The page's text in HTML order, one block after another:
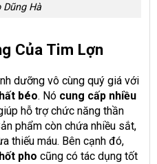
Dũng Hà
Của Tim Lợn
dưỡng vô cùng quý giá với
béo. Nó cung cấp nhiều
hỗ trợ chức năng thần
phẩm còn chứa nhiều sắt,
thiếu máu. Bên cạnh đó,
pho cũng có tác dụng tốt